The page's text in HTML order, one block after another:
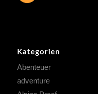
Kategorien
Abenteuer
adventure